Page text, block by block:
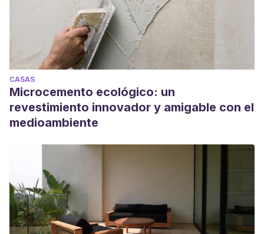
CASAS
Microcemento ecológico: un
revestimiento innovador y amigable con el
medioambiente